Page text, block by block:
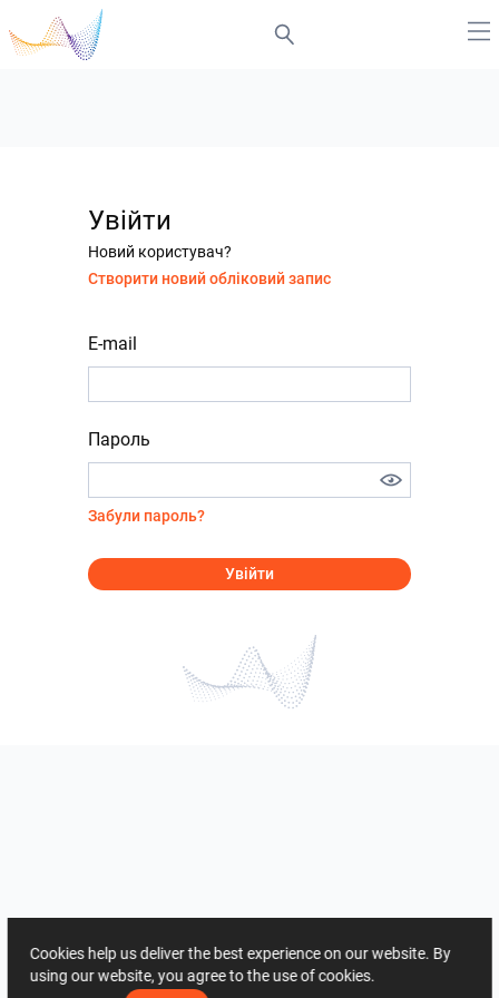
Увійти
Новий користувач?
Створити новий обліковий запис
E-mail
Пароль
Забули пароль?
Увійти
Cookies help us deliver the best experience on our website. By
using our website, you agree to the use of cookies.